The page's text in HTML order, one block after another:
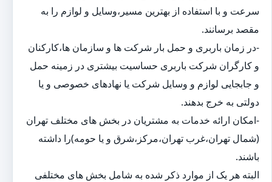
سرعت و با استفاده از بهترین مسیر،وسایل و لوازم را به
مقصد برسانند.
-در زمان باربری و حمل بار شرکت ها و سازمان ها،کارکنان
و کارگران شرکت باربری حساسیت بیشتری در زمینه حمل
و جابجایی لوازم و وسایل شرکت یا نهادهای خصوصی و یا
دولتی به خرج بدهند.
-امکان ارائه خدمات به مشتریان در بخش های مختلف تهران
(شمال تهران،غرب تهران،مرکز،شرق و یا حومه)را داشته
باشند.
البته هر یک از موارد ذکر شده به شامل بخش های مختلفی